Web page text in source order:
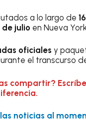
a lo largo de
de julio en Nueva
oficiales y
el transcurso
compartir?
noticias al